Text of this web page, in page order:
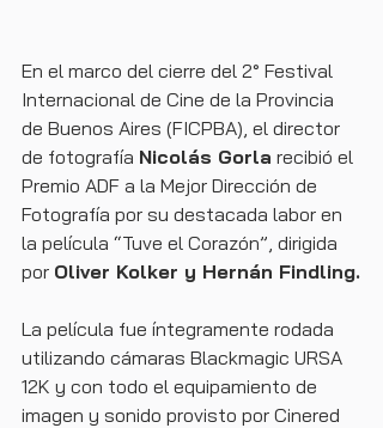
En el marco del cierre del 2° Festival
Internacional de Cine de la Provincia
de Buenos Aires (FICPBA), el director
de fotografía Nicolás Gorla recibió el
Premio ADF a la Mejor Dirección de
Fotografía por su destacada labor en
la película “Tuve el Corazón”, dirigida
por Oliver Kolker y Hernán Findling.
La película fue íntegramente rodada
utilizando cámaras Blackmagic URSA
12K y con todo el equipamiento de
imagen y sonido provisto por Cinered